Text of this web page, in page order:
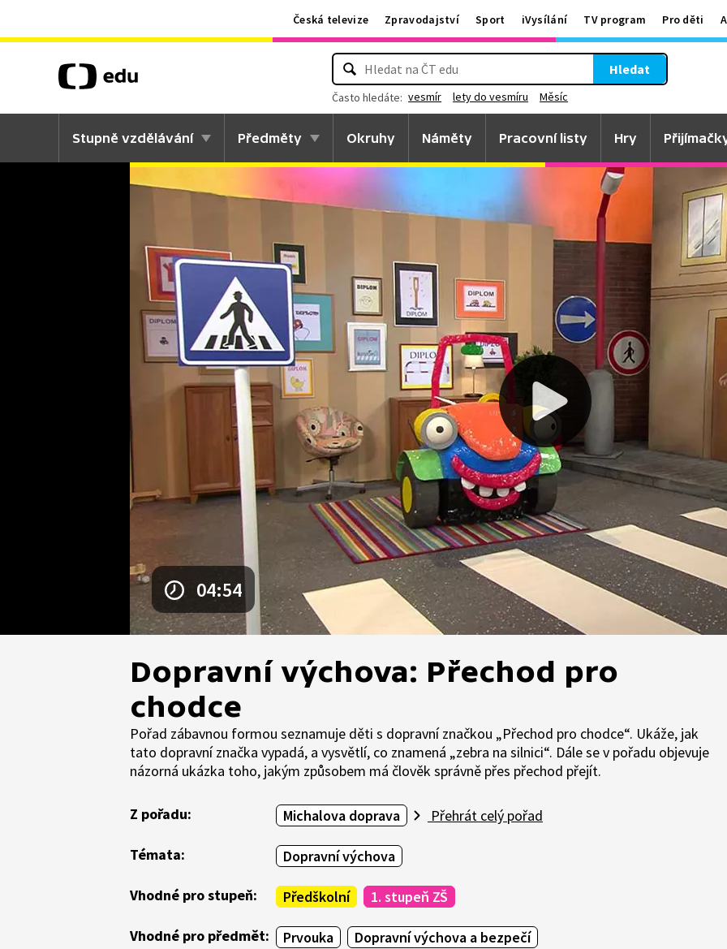
Česká televize Zpravodajství Sport iVysílání TV program Pro děti
Hledat
Často hledáte: vesmír lety do vesmíru Měsíc
Stupně vzdělávání Předměty Okruhy Náměty Pracovní listy Hry
04:54
Dopravní výchova: Přechod pro
chodce
Pořad zábavnou formou seznamuje děti s dopravní značkou „Přechod pro chodce“. Ukáže, jak
tato dopravní značka vypadá, a vysvětlí, co znamená „zebra na silnici“. Dále se v pořadu objevuje
názorná ukázka toho, jakým způsobem má člověk správně přes přechod přejít.
Z pořadu: Michalova doprava Přehrát celý pořad
Témata: Dopravní výchova
Vhodné pro stupeň: Předškolní 1. stupeň ZŠ
Vhodné pro předmět: Prvouka Dopravní výchova a bezpečí